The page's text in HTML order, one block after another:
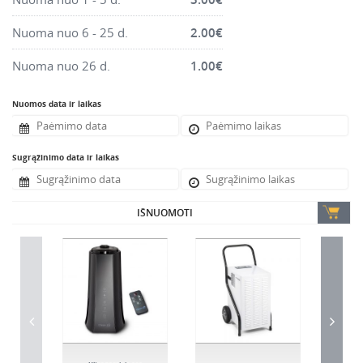
Pneumatika
Pastoliai, bokšteliai, stelažai, tvoros, statramščiai,
Plytelių, blokelių, polistirolo pjovimo įrankiai
Rankiniai sodo ir buities įrankiai
Santechnikos įrankiai
Šildytuvai, kaloriferiai, kondicionieriai, jonizatoriai
Vandens ir purvo siurbliai
Valymo įranga
Viniakaliai, kabiakalės, šaudykliai
Nuoma nuo 6 - 25 d. 2.00€
Nuoma nuo 26 d. 1.00€
Nuomos data ir laikas
Sugrąžinimo data ir laikas
IŠNUOMOTI